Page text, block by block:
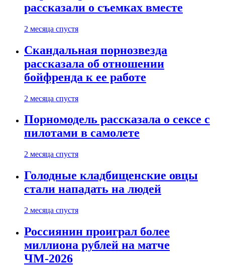
рассказали о съемках вместе
2 месяца спустя
Скандальная порнозвезда
рассказала об отношении
бойфренда к ее работе
2 месяца спустя
Порномодель рассказала о сексе с
пилотами в самолете
2 месяца спустя
Голодные кладбищенские овцы
стали нападать на людей
2 месяца спустя
Россиянин проиграл более
миллиона рублей на матче
ЧМ-2026